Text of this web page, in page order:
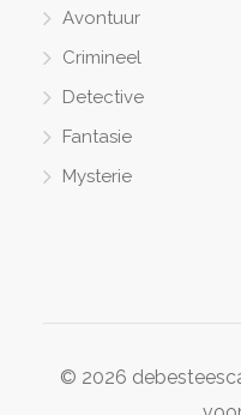
Avontuur
Crimineel
Detective
Fantasie
Mysterie
© 2026